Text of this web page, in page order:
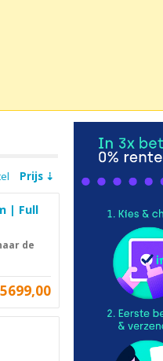
Prijs
| Full
de
5699,00